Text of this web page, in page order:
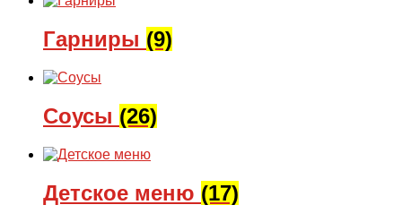
Гарниры (9)
Соусы (26)
Детское меню (17)